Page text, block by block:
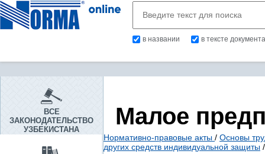
в названии в тексте документа
ВСЕ
ЗАКОНОДАТЕЛЬСТВО
УЗБЕКИСТАНА
Малое
Нормативно-правовые акты / Основы
других средств индивидуальной защиты /